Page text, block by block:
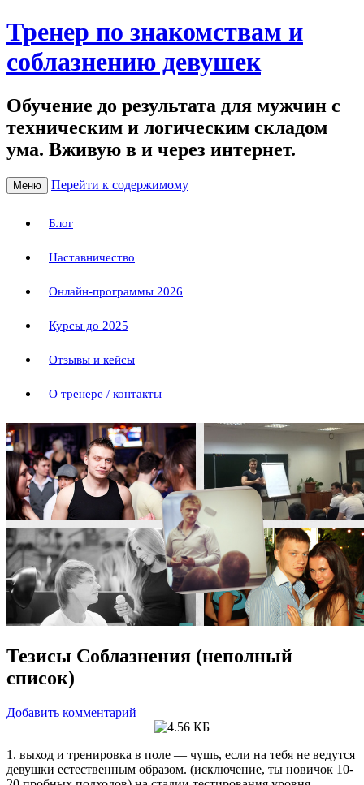
Тренер по знакомствам и
соблазнению девушек
Обучение до результата для мужчин с
техническим и логическим складом
ума. Вживую в и через интернет.
Меню Перейти к содержимому
Блог
Наставничество
Онлайн-программы 2026
Курсы до 2025
Отзывы и кейсы
О тренере / контакты
Тезисы Соблазнения (неполный
список)
Добавить комментарий
1. выход и тренировка в поле — чушь, если на тебя не ведутся
девушки естественным образом. (исключение, ты новичок 10-